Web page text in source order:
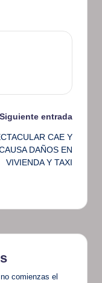
Siguiente entrada
CAE Y
DAÑOS EN
VIVIENDA Y TAXI
comienzas el